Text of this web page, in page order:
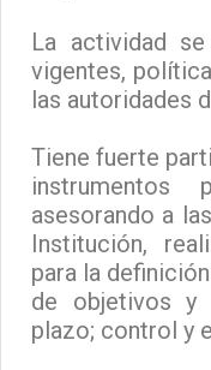
La actividad
vigentes,
las autoridades
Tiene fuerte
instrumentos
asesorando a
Institución,
para la
de objetivos y
plazo; control y